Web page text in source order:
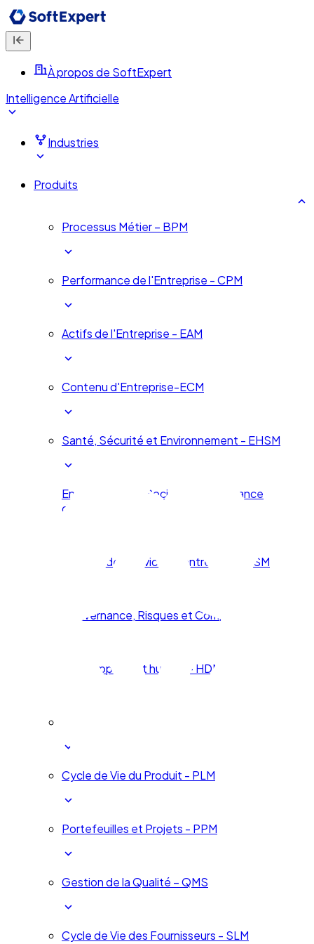
À propos de SoftExpert
Intelligence Artificielle
Industries
Produits
Processus Métier – BPM
Performance de l'Entreprise - CPM
Actifs de l'Entreprise - EAM
Contenu d'Entreprise-ECM
Santé, Sécurité et Environnement - EHSM
Environnement, Social et Gouvernance
d'Entreprise - ESG
Gestion des services d'entreprise - ESM
Gouvernance, Risques et Compliance - GRC
Développement humain - HDM
Cycle de Vie du Produit - PLM
Portefeuilles et Projets - PPM
Gestion de la Qualité – QMS
Cycle de Vie des Fournisseurs - SLM